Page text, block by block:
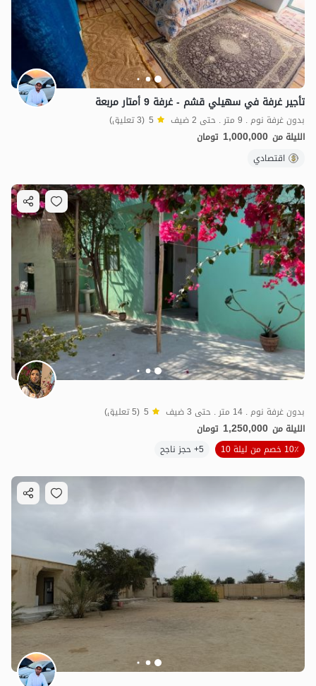
تأجير غرفة في سهيلي قشم - غرفة 9 أمتار مربعة
بدون غرفة نوم . 9 متر . حتى 2 ضيف 5 (3 تعليق)
الليلة من 1,000,000 تومان
اقتصادي
بدون غرفة نوم . 14 متر . حتى 3 ضيف 5 (5 تعليق)
الليلة من 1,250,000 تومان
10٪ خصم من ليلة 10
5+ حجز ناجح